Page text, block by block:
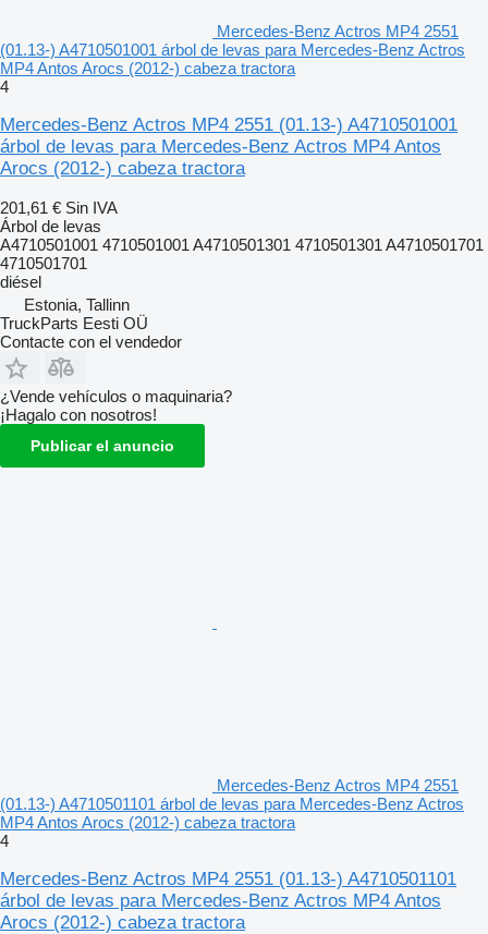
Mercedes-Benz Actros MP4 2551
(01.13-) A4710501001 árbol de levas para Mercedes-Benz Actros
MP4 Antos Arocs (2012-) cabeza tractora
4
Mercedes-Benz Actros MP4 2551 (01.13-) A4710501001
árbol de levas para Mercedes-Benz Actros MP4 Antos
Arocs (2012-) cabeza tractora
201,61 € Sin IVA
Árbol de levas
A4710501001 4710501001 A4710501301 4710501301 A4710501701
4710501701
diésel
Estonia, Tallinn
TruckParts Eesti OÜ
Contacte con el vendedor
¿Vende vehículos o maquinaria?
¡Hagalo con nosotros!
Publicar el anuncio
Mercedes-Benz Actros MP4 2551
(01.13-) A4710501101 árbol de levas para Mercedes-Benz Actros
MP4 Antos Arocs (2012-) cabeza tractora
4
Mercedes-Benz Actros MP4 2551 (01.13-) A4710501101
árbol de levas para Mercedes-Benz Actros MP4 Antos
Arocs (2012-) cabeza tractora